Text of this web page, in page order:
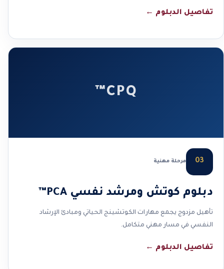
تفاصيل الدبلوم ←
CPQ™
03 مرحلة مهنية
دبلوم كوتش ومرشد نفسي PCA™
تأهيل مزدوج يجمع مهارات الكوتشينج الحياتي ومبادئ الإرشاد
النفسي في مسار مهني متكامل.
تفاصيل الدبلوم ←